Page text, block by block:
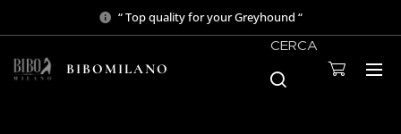
“ Top quality for your Greyhound “
BIBOMILANO
CERCA